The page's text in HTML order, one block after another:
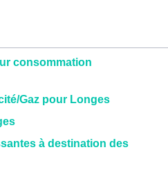
consommation
Gaz pour Longes
à destination des